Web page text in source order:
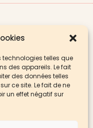
technologies telles que
des appareils. Le fait
des données telles
ce site. Le fait de ne
un effet négatif sur
moi sur